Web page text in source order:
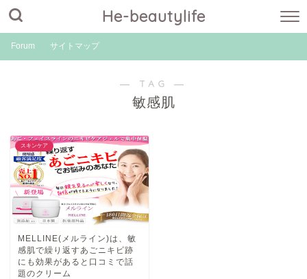
He-beautylife
Forum サイトマップ
― TAG ―
敏感肌
スキンケア
MELLINE(メルライン)は、敏
感肌で繰り返すあごニキビ跡
にも効果があると口コミで話
題のクリーム